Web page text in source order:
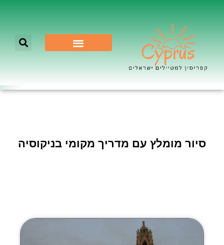
סיור מומלץ עם מדריך מקומי בניקוסיה